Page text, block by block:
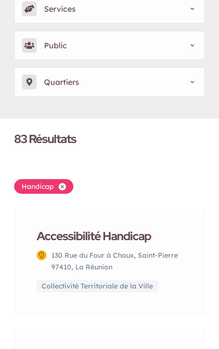
Services
Public
Quartiers
83Résultats
Handicap
Accessibilité Handicap
130 Rue du Four à Chaux, Saint-Pierre
97410, La Réunion
Collectivité Territoriale de la Ville